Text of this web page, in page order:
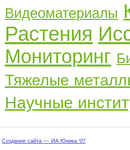
Видеоматериалы
Растения
Мониторинг
Тяжелые
Научные
Создание сайта — ИА Юника '07